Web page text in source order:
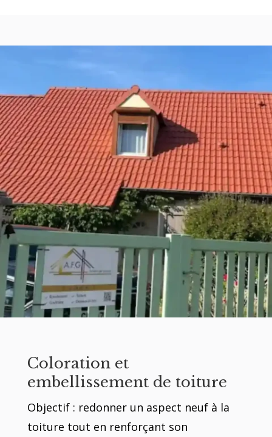
Coloration et
embellissement de toiture
Objectif : redonner un aspect neuf à la
toiture tout en renforçant son